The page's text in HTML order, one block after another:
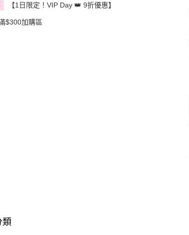
【1日限定！VIP Day 👑 9折優惠】
$300加購區
類